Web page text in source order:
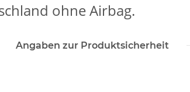
ohne Airbag.
Angaben zur Produktsicherheit